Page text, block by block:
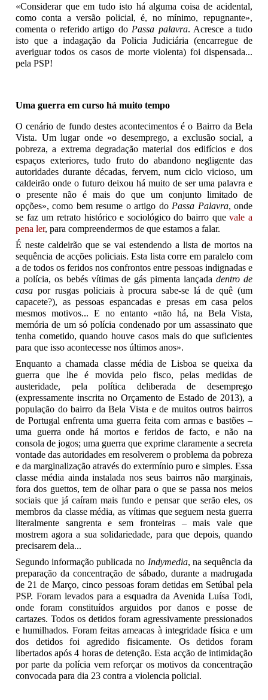
«Considerar que em tudo isto há alguma coisa de acidental,
como conta a versão policial, é, no mínimo, repugnante»,
comenta o referido artigo do Passa palavra. Acresce a tudo
isto que a indagação da Policia Judiciária (encarregue de
averiguar todos os casos de morte violenta) foi dispensada...
pela PSP!
Uma guerra em curso há muito tempo
O cenário de fundo destes acontecimentos é o Bairro da Bela
Vista. Um lugar onde «o desemprego, a exclusão social, a
pobreza, a extrema degradação material dos edifícios e dos
espaços exteriores, tudo fruto do abandono negligente das
autoridades durante décadas, fervem, num ciclo vicioso, um
caldeirão onde o futuro deixou há muito de ser uma palavra e
o presente não é mais do que um conjunto limitado de
opções», como bem resume o artigo do Passa Palavra, onde
se faz um retrato histórico e sociológico do bairro quevale a
pena ler, para compreendermos de que estamos a falar.
É neste caldeirão que se vai estendendo a lista de mortos na
sequência de acções policiais. Esta lista corre em paralelo com
a de todos os feridos nos confrontos entre pessoas indignadas e
a polícia, os bebés vítimas de gás pimenta lançadadentro de
casa por rusgas policiais à procura sabe-se lá de quê (um
capacete?), as pessoas espancadas e presas em casa pelos
mesmos motivos... E no entanto «não há, na Bela Vista,
memória de um só polícia condenado por um assassinato que
tenha cometido, quando houve casos mais do que suficientes
para que isso acontecesse nos últimos anos».
Enquanto a chamada classe média de Lisboa se queixa da
guerra que lhe é movida pelo fisco, pelas medidas de
austeridade, pela política deliberada de desemprego
(expressamente inscrita no Orçamento de Estado de 2013), a
população do bairro da Bela Vista e de muitos outros bairros
de Portugal enfrenta uma guerra feita com armas e bastões –
uma guerra onde há mortos e feridos de facto, e não na
consola de jogos; uma guerra que exprime claramente a secreta
vontade das autoridades em resolverem o problema da pobreza
e da marginalização através do extermínio puro e simples. Essa
classe média ainda instalada nos seus bairros não marginais,
fora dos guettos, tem de olhar para o que se passa nos meios
sociais que já caíram mais fundo e pensar que serão eles, os
membros da classe média, as vítimas que seguem nesta guerra
literalmente sangrenta e sem fronteiras – mais vale que
mostrem agora a sua solidariedade, para que depois, quando
precisarem dela...
Segundo informação publicada no Indymedia, na sequência da
preparação da concentração de sábado, durante a madrugada
de 21 de Março, cinco pessoas foram detidas em Setúbal pela
PSP. Foram levados para a esquadra da Avenida Luísa Todi,
onde foram constituídos arguidos por danos e posse de
cartazes. Todos os detidos foram agressivamente pressionados
e humilhados. Foram feitas ameacas à integridade física e um
dos detidos foi agredido fisicamente. Os detidos foram
libertados após 4 horas de detenção. Esta acção de intimidação
por parte da polícia vem reforçar os motivos da concentração
convocada para dia 23 contra a violencia policial.